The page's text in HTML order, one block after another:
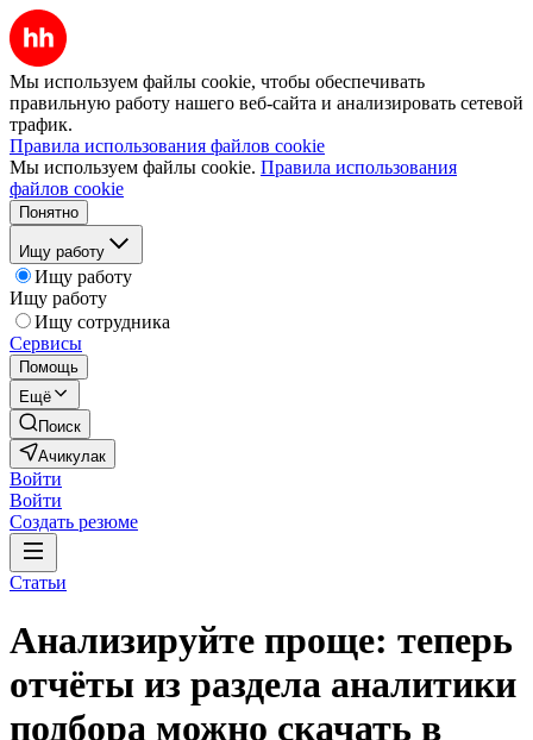
Мы используем файлы cookie, чтобы обеспечивать
правильную работу нашего веб-сайта и анализировать сетевой
трафик.
Правила использования файлов cookie
Мы используем файлы cookie. Правила использования
файлов cookie
Понятно
Ищу работу
Ищу работу
Ищу работу
Ищу сотрудника
Сервисы
Помощь
Ещё
Поиск
Ачикулак
Войти
Войти
Создать резюме
Статьи
Анализируйте проще: теперь
отчёты из раздела аналитики
подбора можно скачать в